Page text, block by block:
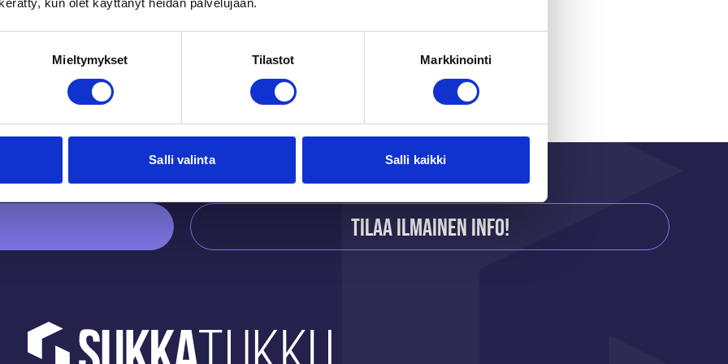
Mieltymykset Tilastot Markkinointi
Salli valinta Salli kaikki
kanske också gillar
Tilaa ilmainen info!